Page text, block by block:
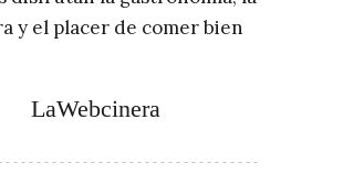
y el placer de comer bien
LaWebcinera